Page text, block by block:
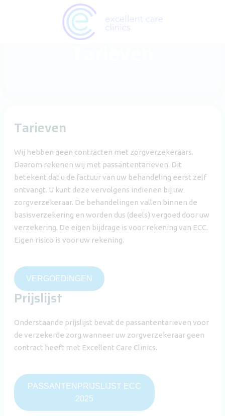
Tarieven
Wij hebben geen contracten met zorgverzekeraars.
Daarom rekenen wij met passantentarieven. Dit
betekent dat u de factuur van uw behandeling eerst zelf
ontvangt. U kunt deze vervolgens indienen bij uw
zorgverzekeraar. De behandelingen vallen binnen de
basisverzekering en worden dus (deels) vergoed door uw
verzekering. De eigen bijdrage is voor rekening van ECC.
Eigen risico is voor uw rekening.
VERGOEDINGEN
Prijslijst
Onderstaande prijslijst bevat de passantentarieven voor
de verzekerde zorg wanneer uw zorgverzekeraar geen
contract heeft met Excellent Care Clinics.
PASSANTENPRIJSLIJST ECC
2025